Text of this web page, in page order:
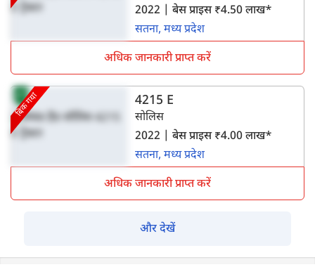
2022 | बेस प्राइस ₹4.50 लाख*
सतना, मध्य प्रदेश
अधिक जानकारी प्राप्त करें
बिक गया 4215 E
सोलिस
2022 | बेस प्राइस ₹4.00 लाख*
सतना, मध्य प्रदेश
अधिक जानकारी प्राप्त करें
और देखें